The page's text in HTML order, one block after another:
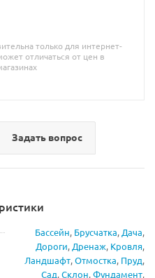
только для интернет-
отличаться от цен в
Задать вопрос
Бассейн, Брусчатка, Дача,
Дороги, Дренаж, Кровля,
Ландшафт,Отмостка, Пруд,
Сад,Склон,Фундамент,